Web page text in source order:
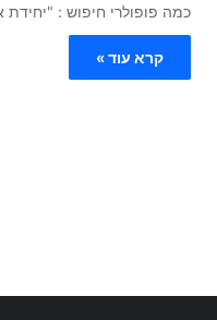
כמה פופולרי חיפוש : "יחידת אגוז"
קרא עוד »